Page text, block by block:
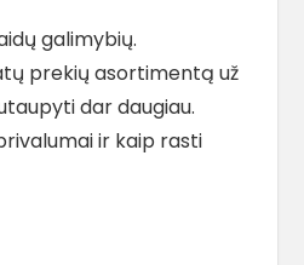
galimybių.
prekių asortimentą už
dar daugiau.
ir kaip rasti